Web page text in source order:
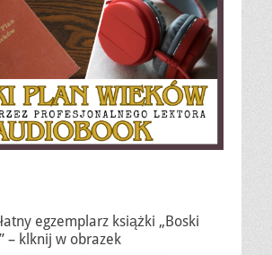
egzemplarz książki „Boski
– klknij w obrazek